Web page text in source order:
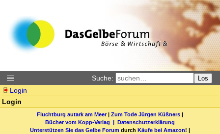
Suche: Los
Login
Login
Fluchtburg autark am Meer| Zum Tode Jürgen Küßners |
Bücher vom Kopp-Verlag | Datenschutzerklärung
Unterstützen Sie das Gelbe Forum durch Käufe bei Amazon! |